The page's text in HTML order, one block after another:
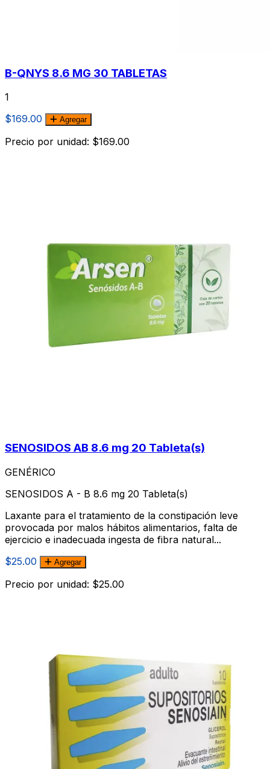
B-QNYS 8.6 MG 30 TABLETAS
1
$169.00
Agregar
Precio por unidad: $169.00
SENOSIDOS AB 8.6 mg 20 Tableta(s)
GENÉRICO
SENOSIDOS A - B 8.6 mg 20 Tableta(s)
Laxante para el tratamiento de la constipación leve
provocada por malos hábitos alimentarios, falta de
ejercicio e inadecuada ingesta de fibra natural...
$25.00
Agregar
Precio por unidad: $25.00